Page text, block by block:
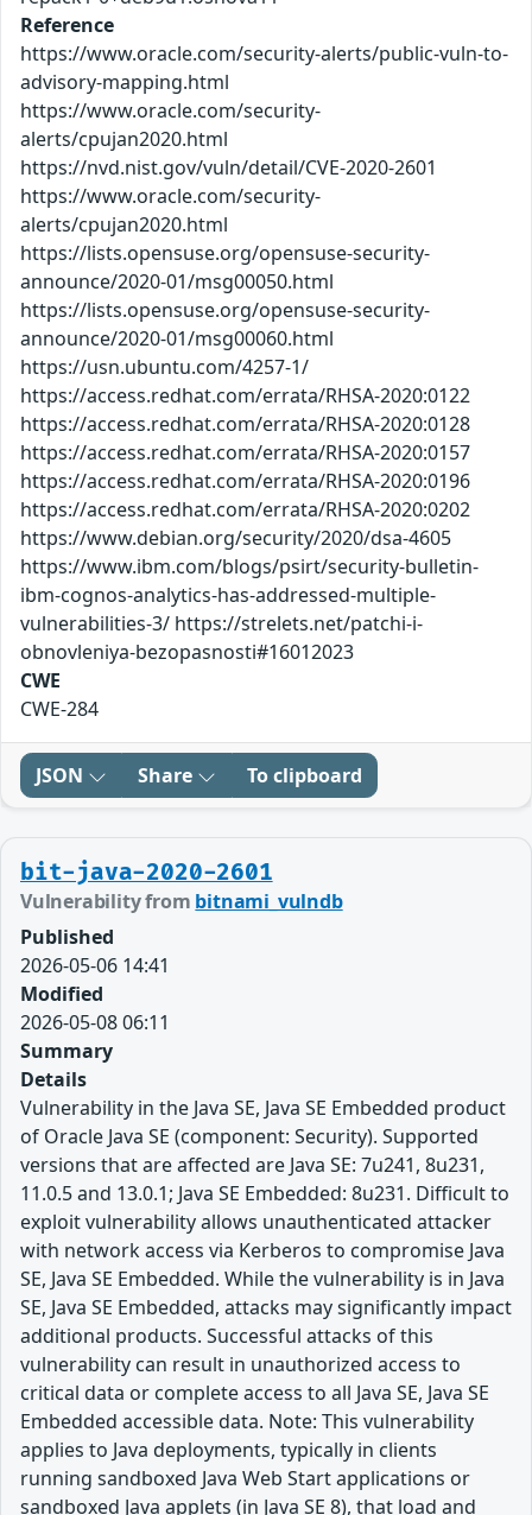
Reference
https://www.oracle.com/security-alerts/public-vuln-to-
advisory-mapping.html
https://www.oracle.com/security-
alerts/cpujan2020.html
https://nvd.nist.gov/vuln/detail/CVE-2020-2601
https://www.oracle.com/security-
alerts/cpujan2020.html
https://lists.opensuse.org/opensuse-security-
announce/2020-01/msg00050.html
https://lists.opensuse.org/opensuse-security-
announce/2020-01/msg00060.html
https://usn.ubuntu.com/4257-1/
https://access.redhat.com/errata/RHSA-2020:0122
https://access.redhat.com/errata/RHSA-2020:0128
https://access.redhat.com/errata/RHSA-2020:0157
https://access.redhat.com/errata/RHSA-2020:0196
https://access.redhat.com/errata/RHSA-2020:0202
https://www.debian.org/security/2020/dsa-4605
https://www.ibm.com/blogs/psirt/security-bulletin-
ibm-cognos-analytics-has-addressed-multiple-
vulnerabilities-3/ https://strelets.net/patchi-i-
obnovleniya-bezopasnosti#16012023
CWE
CWE-284
JSON Share To clipboard
bit-java-2020-2601
Vulnerability from bitnami_vulndb
Published
2026-05-06 14:41
Modified
2026-05-08 06:11
Summary
Details
Vulnerability in the Java SE, Java SE Embedded product
of Oracle Java SE (component: Security). Supported
versions that are affected are Java SE: 7u241, 8u231,
11.0.5 and 13.0.1; Java SE Embedded: 8u231. Difficult to
exploit vulnerability allows unauthenticated attacker
with network access via Kerberos to compromise Java
SE, Java SE Embedded. While the vulnerability is in Java
SE, Java SE Embedded, attacks may significantly impact
additional products. Successful attacks of this
vulnerability can result in unauthorized access to
critical data or complete access to all Java SE, Java SE
Embedded accessible data. Note: This vulnerability
applies to Java deployments, typically in clients
running sandboxed Java Web Start applications or
sandboxed Java applets (in Java SE 8), that load and